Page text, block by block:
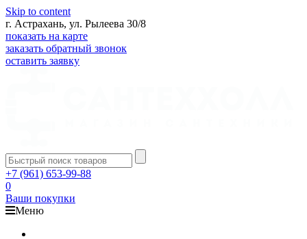
Skip to content
г. Астрахань, ул. Рылеева 30/8
показать на карте
заказать обратный звонок
оставить заявку
+7 (961) 653-99-88
0
Ваши покупки
Меню